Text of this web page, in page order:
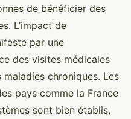
de bénéficier des
L’impact de
par une
des visites médicales
chroniques. Les
pays comme la France
sont bien établis,